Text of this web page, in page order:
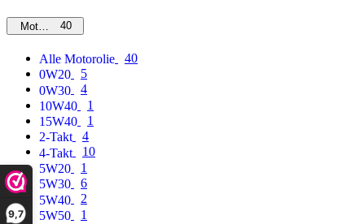
9,7
Motorolie40
Alle Motorolie
40
0W20
5
0W30
4
10W40
1
15W40
1
2-Takt
4
4-Takt
10
5W20
1
5W30
6
5W40
2
5W50
1